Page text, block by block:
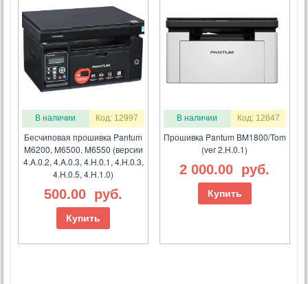
В наличии Код: 12997
Бесчиповая прошивка Pantum
M6200, M6500, M6550 (версии
4.A.0.2, 4.A.0.3, 4.H.0.1, 4.H.0.3,
4.H.0.5, 4.H.1.0)
500.00 руб.
Купить
В наличии Код: 12847
Прошивка Pantum BM1800/Tom
(ver 2.H.0.1)
2 000.00 руб.
Купить